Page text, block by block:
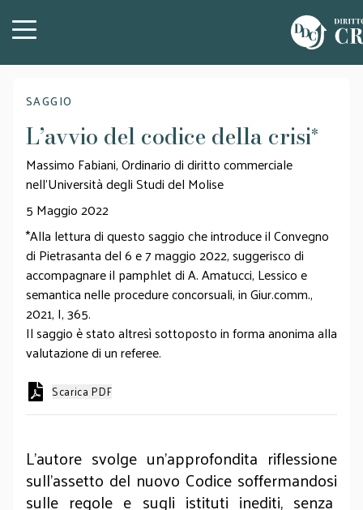
SAGGIO
L’avvio del codice della crisi*
Massimo Fabiani, Ordinario di diritto commerciale
nell'Università degli Studi del Molise
5 Maggio 2022
*Alla lettura di questo saggio che introduce il Convegno
di Pietrasanta del 6 e 7 maggio 2022, suggerisco di
accompagnare il pamphlet di A. Amatucci, Lessico e
semantica nelle procedure concorsuali, in Giur.comm.,
2021, I, 365.
Il saggio è stato altresì sottoposto in forma anonima alla
valutazione di un referee.
Scarica PDF
L’autore svolge un'approfondita riflessione
sull'assetto del nuovo Codice soffermandosi
sulle regole e sugli istituti inediti, senza